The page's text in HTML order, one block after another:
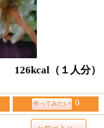
126kcal （１人分）
作ってみたい! 0